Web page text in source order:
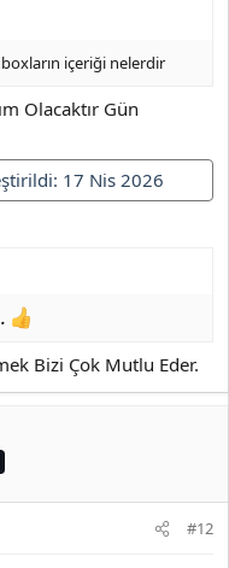
içeriği nelerdir
Olacaktır Gün
17 Nis 2026
Bizi Çok Mutlu Eder.
#12